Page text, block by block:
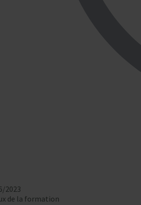
2023
de la formation